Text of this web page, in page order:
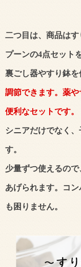
二つ目は、商品は
プーンの4点セット
裏ごし器やすり鉢を
調節できます。薬
便利なセットです。
シニアだけでなく
す。
少量ずつ使えるの
あげられます。コ
も困りません。